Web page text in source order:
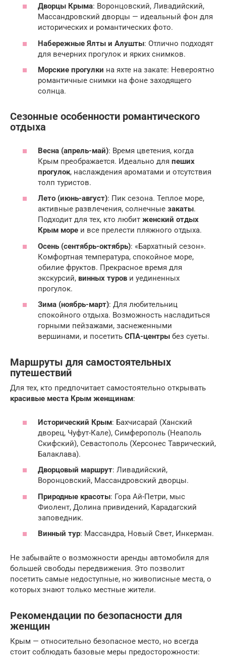
Дворцы Крыма: Воронцовский, Ливадийский,
Массандровский дворцы — идеальный фон для
исторических и романтических фото.
Набережные Ялты и Алушты: Отлично подходят
для вечерних прогулок и ярких снимков.
Морские прогулки на яхте на закате: Невероятно
романтичные снимки на фоне заходящего
солнца.
Сезонные особенности романтического
отдыха
Весна (апрель-май): Время цветения, когда
Крым преображается. Идеально для пеших
прогулок, наслаждения ароматами и отсутствия
толп туристов.
Лето (июнь-август): Пик сезона. Теплое море,
активные развлечения, солнечные закаты.
Подходит для тех, кто любит женский отдых
Крым море и все прелести пляжного отдыха.
Осень (сентябрь-октябрь): «Бархатный сезон».
Комфортная температура, спокойное море,
обилие фруктов. Прекрасное время для
экскурсий, винных туров и уединенных
прогулок.
Зима (ноябрь-март): Для любительниц
спокойного отдыха. Возможность насладиться
горными пейзажами, заснеженными
вершинами, и посетить СПА-центры без суеты.
Маршруты для самостоятельных
путешествий
Для тех, кто предпочитает самостоятельно открывать
красивые места Крым женщинам:
Исторический Крым: Бахчисарай (Ханский
дворец, Чуфут-Кале), Симферополь (Неаполь
Скифский), Севастополь (Херсонес Таврический,
Балаклава).
Дворцовый маршрут: Ливадийский,
Воронцовский, Массандровский дворцы.
Природные красоты: Гора Ай-Петри, мыс
Фиолент, Долина привидений, Карадагский
заповедник.
Винный тур: Массандра, Новый Свет, Инкерман.
Не забывайте о возможности аренды автомобиля для
большей свободы передвижения. Это позволит
посетить самые недоступные, но живописные места, о
которых знают только местные жители.
Рекомендации по безопасности для
женщин
Крым — относительно безопасное место, но всегда
стоит соблюдать базовые меры предосторожности: